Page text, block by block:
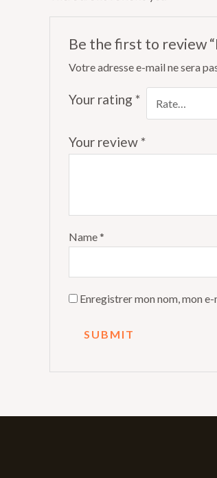
Be the first to review
Votre adresse e-mail ne sera
Your rating *
Your review*
Name*
Enregistrer mon nom, mon